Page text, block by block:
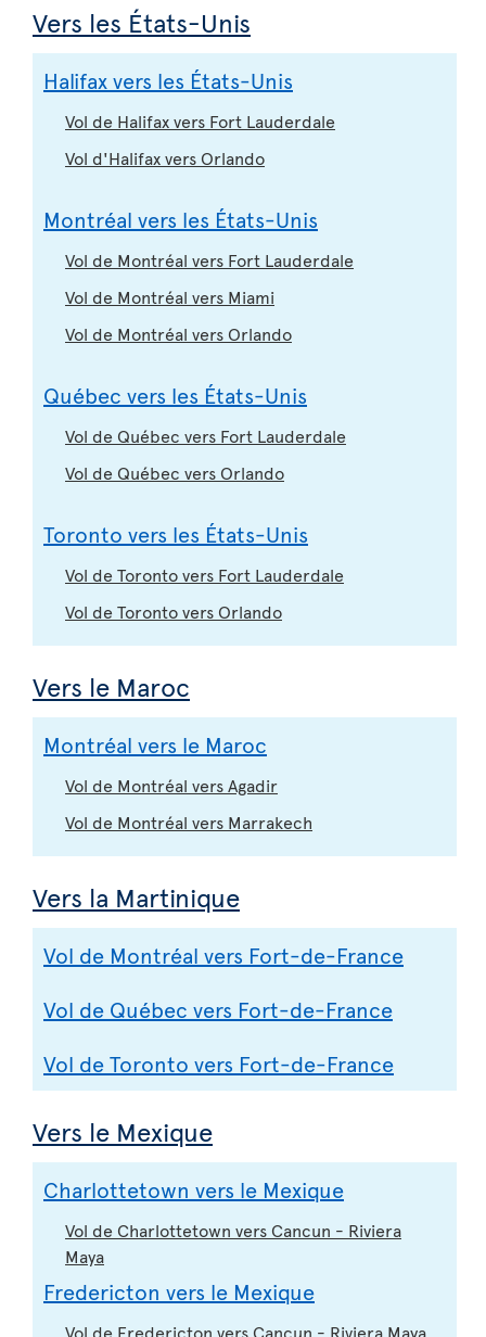
Vers les États-Unis
Halifax vers les États-Unis
Vol de Halifax vers Fort Lauderdale
Vol d'Halifax vers Orlando
Montréal vers les États-Unis
Vol de Montréal vers Fort Lauderdale
Vol de Montréal vers Miami
Vol de Montréal vers Orlando
Québec vers les États-Unis
Vol de Québec vers Fort Lauderdale
Vol de Québec vers Orlando
Toronto vers les États-Unis
Vol de Toronto vers Fort Lauderdale
Vol de Toronto vers Orlando
Vers le Maroc
Montréal vers le Maroc
Vol de Montréal vers Agadir
Vol de Montréal vers Marrakech
Vers la Martinique
Vol de Montréal vers Fort-de-France
Vol de Québec vers Fort-de-France
Vol de Toronto vers Fort-de-France
Vers le Mexique
Charlottetown vers le Mexique
Vol de Charlottetown vers Cancun - Riviera
Maya
Fredericton vers le Mexique
Vol de Fredericton vers Cancun - Riviera Maya